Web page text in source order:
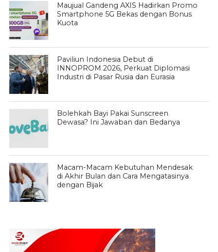
Maujual Gandeng AXIS Hadirkan Promo
Smartphone 5G Bekas dengan Bonus
Kuota
Paviliun Indonesia Debut di
INNOPROM 2026, Perkuat Diplomasi
Industri di Pasar Rusia dan Eurasia
Bolehkah Bayi Pakai Sunscreen
Dewasa? Ini Jawaban dan Bedanya
Macam-Macam Kebutuhan Mendesak
di Akhir Bulan dan Cara Mengatasinya
dengan Bijak